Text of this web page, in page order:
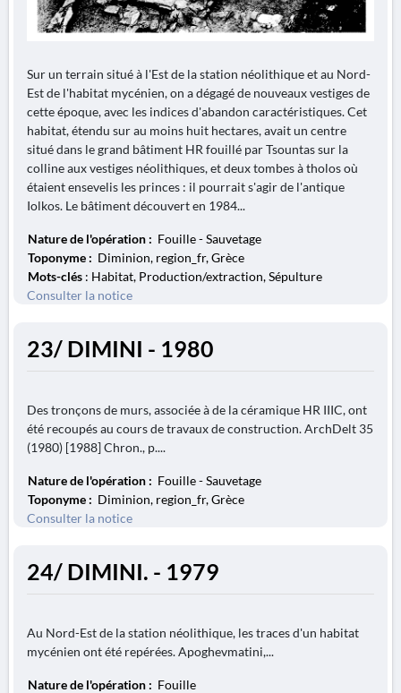
Sur un terrain situé à l'Est de la station néolithique et au Nord-
Est de l'habitat mycénien, on a dégagé de nouveaux vestiges de
cette époque, avec les indices d'abandon caractéristiques. Cet
habitat, étendu sur au moins huit hectares, avait un centre
situé dans le grand bâtiment HR fouillé par Tsountas sur la
colline aux vestiges néolithiques, et deux tombes à tholos où
étaient ensevelis les princes : il pourrait s'agir de l'antique
Iolkos. Le bâtiment découvert en 1984...
Nature de l'opération : Fouille - Sauvetage
Toponyme : Diminion, region_fr, Grèce
Mots-clés : Habitat, Production/extraction, Sépulture
Consulter la notice
23/ DIMINI - 1980
Des tronçons de murs, associée à de la céramique HR IIIC, ont
été recoupés au cours de travaux de construction. ArchDelt 35
(1980) [1988] Chron., p....
Nature de l'opération : Fouille - Sauvetage
Toponyme : Diminion, region_fr, Grèce
Consulter la notice
24/ DIMINI. - 1979
Au Nord-Est de la station néolithique, les traces d'un habitat
mycénien ont été repérées. Apoghevmatini,...
Nature de l'opération : Fouille